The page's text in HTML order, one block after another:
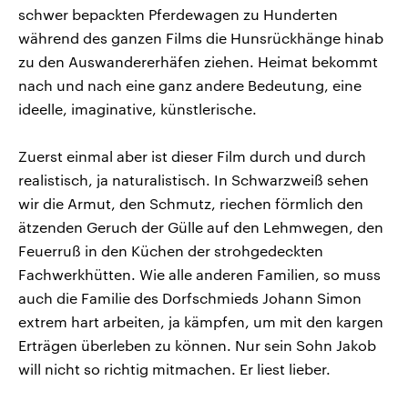
schwer bepackten Pferdewagen zu Hunderten
während des ganzen Films die Hunsrückhänge hinab
zu den Auswandererhäfen ziehen. Heimat bekommt
nach und nach eine ganz andere Bedeutung, eine
ideelle, imaginative, künstlerische.
Zuerst einmal aber ist dieser Film durch und durch
realistisch, ja naturalistisch. In Schwarzweiß sehen
wir die Armut, den Schmutz, riechen förmlich den
ätzenden Geruch der Gülle auf den Lehmwegen, den
Feuerruß in den Küchen der strohgedeckten
Fachwerkhütten. Wie alle anderen Familien, so muss
auch die Familie des Dorfschmieds Johann Simon
extrem hart arbeiten, ja kämpfen, um mit den kargen
Erträgen überleben zu können. Nur sein Sohn Jakob
will nicht so richtig mitmachen. Er liest lieber.